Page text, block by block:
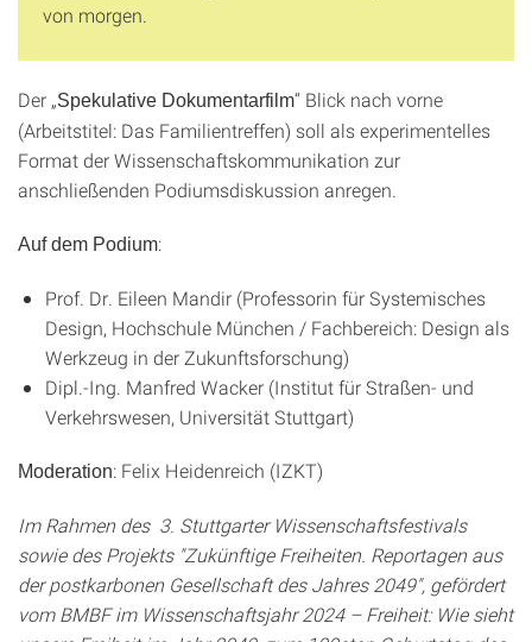
von morgen.
Der „Spekulative Dokumentarfilm“ Blick nach vorne
(Arbeitstitel: Das Familientreffen) soll als experimentelles
Format der Wissenschaftskommunikation zur
anschließenden Podiumsdiskussion anregen.
Auf dem Podium:
Prof. Dr. Eileen Mandir (Professorin für Systemisches
Design, Hochschule München / Fachbereich: Design als
Werkzeug in der Zukunftsforschung)
Dipl.-Ing. Manfred Wacker (Institut für Straßen- und
Verkehrswesen, Universität Stuttgart)
Moderation: Felix Heidenreich (IZKT)
Im Rahmen des 3. Stuttgarter Wissenschaftsfestivals
sowie des Projekts "Zukünftige Freiheiten. Reportagen aus
der postkarbonen Gesellschaft des Jahres 2049", gefördert
vom BMBF im Wissenschaftsjahr 2024 – Freiheit: Wie sieht